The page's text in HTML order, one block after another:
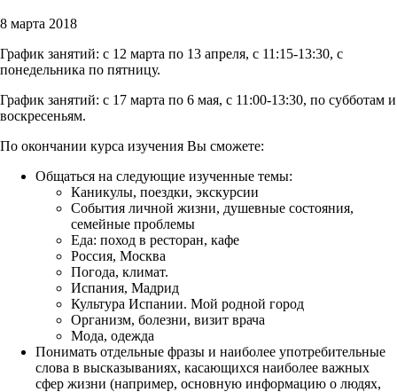
8 марта 2018
График занятий: с 12 марта по 13 апреля, с 11:15-13:30, с
понедельника по пятницу.
График занятий: с 17 марта по 6 мая, с 11:00-13:30, по субботам и
воскресеньям.
По окончании курса изучения Вы сможете:
Общаться на следующие изученные темы:
Каникулы, поездки, экскурсии
События личной жизни, душевные состояния,
семейные проблемы
Еда: поход в ресторан, кафе
Россия, Москва
Погода, климат.
Испания, Мадрид
Культура Испании. Мой родной город
Организм, болезни, визит врача
Мода, одежда
Понимать отдельные фразы и наиболее употребительные
слова в высказываниях, касающихся наиболее важных
сфер жизни (например, основную информацию о людях,